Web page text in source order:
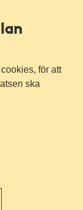
för att
ska